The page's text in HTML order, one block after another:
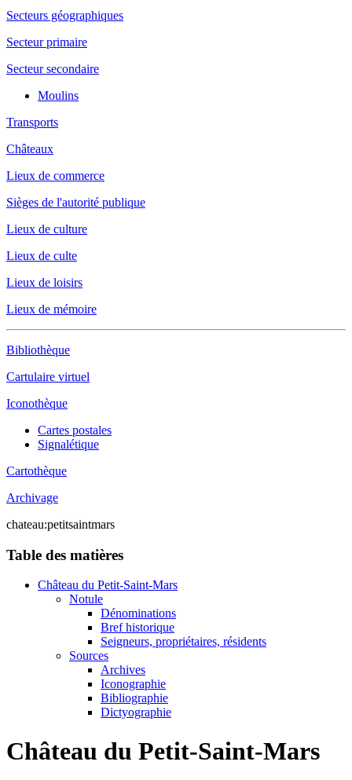
Secteurs géographiques
Secteur primaire
Secteur secondaire
Moulins
Transports
Châteaux
Lieux de commerce
Sièges de l'autorité publique
Lieux de culture
Lieux de culte
Lieux de loisirs
Lieux de mémoire
Bibliothèque
Cartulaire virtuel
Iconothèque
Cartes postales
Signalétique
Cartothèque
Archivage
chateau:petitsaintmars
Table des matières
Château du Petit-Saint-Mars
Notule
Dénominations
Bref historique
Seigneurs, propriétaires, résidents
Sources
Archives
Iconographie
Bibliographie
Dictyographie
Château du Petit-Saint-Mars